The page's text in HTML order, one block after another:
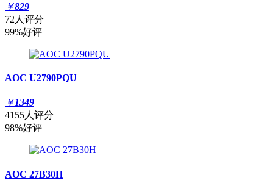
￥829
72人评分
99%好评
AOC U2790PQU
￥1349
4155人评分
98%好评
AOC 27B30H